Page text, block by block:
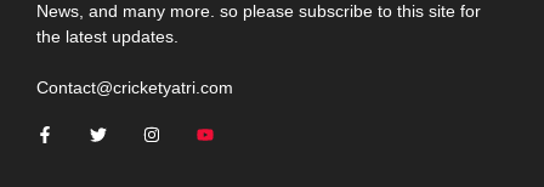
News, and many more. so please subscribe to this site for
the latest updates.
Contact@cricketyatri.com